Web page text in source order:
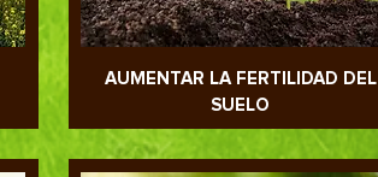
AUMENTAR LA FERTILIDAD DEL
SUELO